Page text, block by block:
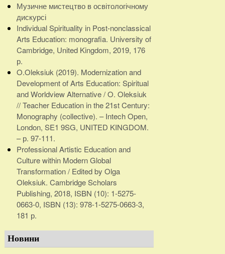
Музичне мистецтво в освітологічному
дискурсі
Individual Spirituality in Post-nonclassical
Arts Education: monografia. University of
Cambridge, United Kingdom, 2019, 176
р.
O.Oleksiuk (2019). Modernization and
Development of Arts Education: Spiritual
and Worldview Alternative / O. Oleksiuk
// Teacher Education in the 21st Century:
Monography (collective). – Intech Open,
London, SE1 9SG, UNITED KINGDOM.
– р. 97-111.
Professional Artistic Education and
Culture within Modern Global
Transformation / Edited by Olga
Oleksiuk. Cambridge Scholars
Publishing, 2018, ISBN (10): 1-5275-
0663-0, ISBN (13): 978-1-5275-0663-3,
181 р.
Новини